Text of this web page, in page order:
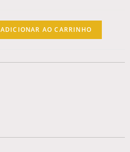
ADICIONAR AO CARRINHO